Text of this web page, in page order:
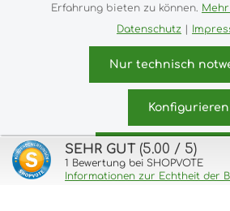
© 2026 purux.de - with
Impressum
Versand- und
Allgemeine
Erfahrung bieten zu können.
Datenschutz
Nur technisch
Konfigurieren
Alle Cookies
SEHR GUT (5.00 / 5)
1 Bewertung bei SHOPVOTE
Informationen zur Echtheit der